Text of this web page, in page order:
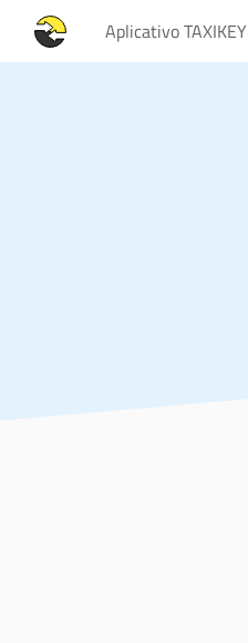
Aplicativo TAXIKEY